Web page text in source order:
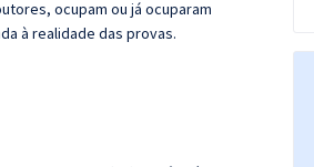
ocupam ou já ocuparam
à realidade das provas.